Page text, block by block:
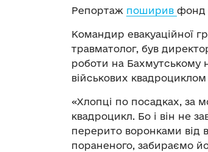
Репортаж поширив фонд
Командир евакуаційної
травматолог, був
роботи на Бахмутському
військових
«Хлопці по посадках, за
квадроцикл. Бо і він не
перерито воронками від
пораненого, забираємо